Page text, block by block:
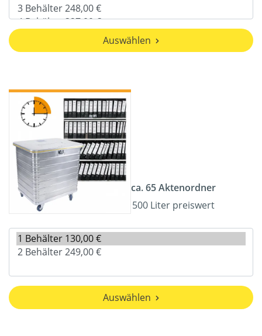
Auswählen
ca. 65 Aktenordner
500 Liter preiswert
Auswählen